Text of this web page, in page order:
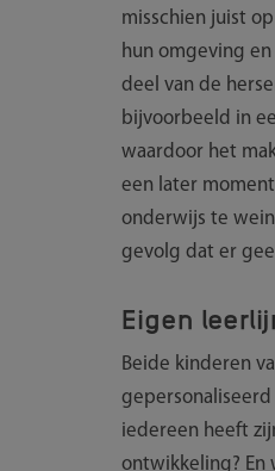
misschien juist
hun omgeving
deel van de
bijvoorbeeld in
waardoor het
een later
onderwijs te
gevolg dat er
Eigen
Beide kinderen
iedereen heeft
ontwikkeling? En